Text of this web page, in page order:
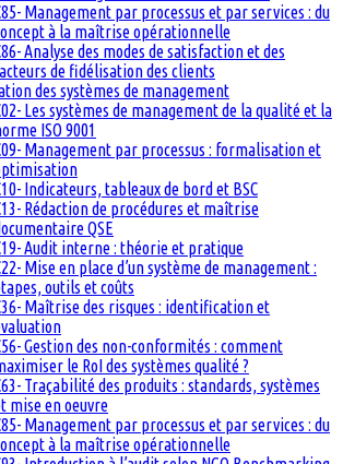
Management par processus et par services : du
à la maîtrise opérationnelle
Analyse des modes de satisfaction et des
de fidélisation des clients
des systèmes de management
Les systèmes de management de la qualité et la
ISO 9001
Management par processus : formalisation et
Indicateurs, tableaux de bord et BSC
Rédaction de procédures et maîtrise
QSE
Audit interne : théorie et pratique
Mise en place d’un système de management :
outils et coûts
Maîtrise des risques : identification et
Gestion des non-conformités : comment
le RoI des systèmes qualité ?
Traçabilité des produits : standards, systèmes
mise en oeuvre
Management par processus et par services : du
à la maîtrise opérationnelle